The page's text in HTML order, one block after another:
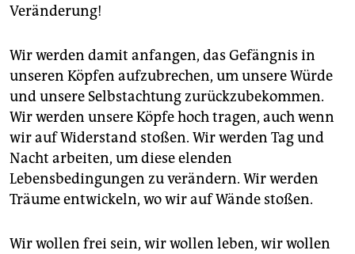
Veränderung!
Wir werden damit anfangen, das Gefängnis in
unseren Köpfen aufzubrechen, um unsere Würde
und unsere Selbstachtung zurückzubekommen.
Wir werden unsere Köpfe hoch tragen, auch wenn
wir auf Widerstand stoßen. Wir werden Tag und
Nacht arbeiten, um diese elenden
Lebensbedingungen zu verändern. Wir werden
Träume entwickeln, wo wir auf Wände stoßen.
Wir wollen frei sein, wir wollen leben, wir wollen